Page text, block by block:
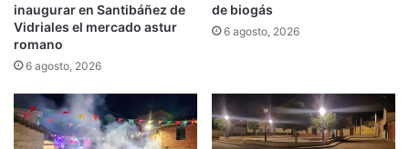
inaugurar en Santibáñez de
Vidriales el mercado astur
romano
6 agosto, 2026
de biogás
6 agosto, 2026